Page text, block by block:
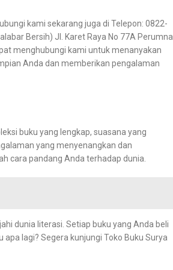
kami sekarang juga di Telepon: 0822-
Bersih) Jl. Karet Raya No 77A
menghubungi kami untuk menanyakan
Anda dan memberikan pengalaman
buku yang lengkap, suasana yang
yang menyenangkan dan
cara pandang Anda terhadap dunia.
dunia literasi. Setiap buku yang Anda beli
lagi? Segera kunjungi Toko Buku Surya